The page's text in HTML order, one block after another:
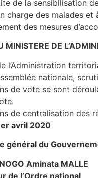
de la sensibilisation
charge des malades
des mesures
MINISTERE DE
l’Administration
nationale,
de vote se sont
de centralisation des
avril 2020
général du
Aminata MALLE
de l’Ordre national